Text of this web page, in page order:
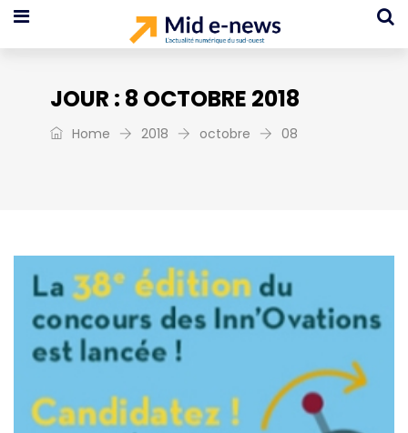
JOUR : 8 OCTOBRE 2018
Home 2018 octobre 08